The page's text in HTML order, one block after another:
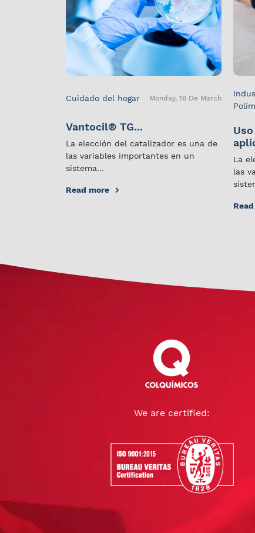
Cuidado del hogar Monday, 16 De March
Vantocil® TG...
La elección del catalizador es una de
las variables importantes en un
sistema...
Read more
La
las
We are certified: